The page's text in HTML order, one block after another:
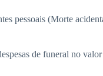
pessoais (Morte
de funeral no